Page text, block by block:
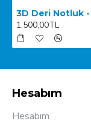
1.500,00TL
Hesabım
Hesabım